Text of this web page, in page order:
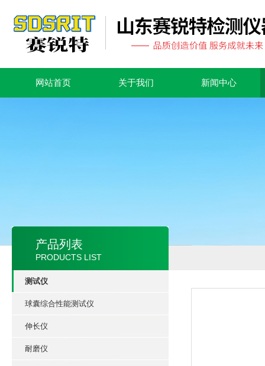
网站首页 关于我们 新闻中心
产品列表
PRODUCTS LIST
测试仪
球囊综合性能测试仪
伸长仪
耐磨仪